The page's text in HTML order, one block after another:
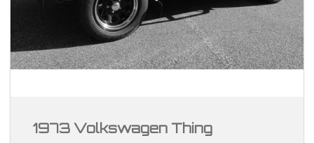
1973 Volkswagen Thing